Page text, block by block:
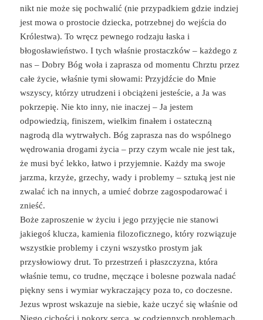
nikt nie może się pochwalić (nie przypadkiem gdzie indziej
jest mowa o prostocie dziecka, potrzebnej do wejścia do
Królestwa). To wręcz pewnego rodzaju łaska i
błogosławieństwo. I tych właśnie prostaczków – każdego z
nas – Dobry Bóg woła i zaprasza od momentu Chrztu przez
całe życie, właśnie tymi słowami: Przyjdźcie do Mnie
wszyscy, którzy utrudzeni i obciążeni jesteście, a Ja was
pokrzepię. Nie kto inny, nie inaczej – Ja jestem
odpowiedzią, finiszem, wielkim finałem i ostateczną
nagrodą dla wytrwałych. Bóg zaprasza nas do wspólnego
wędrowania drogami życia – przy czym wcale nie jest tak,
że musi być lekko, łatwo i przyjemnie. Każdy ma swoje
jarzma, krzyże, grzechy, wady i problemy – sztuką jest nie
zwalać ich na innych, a umieć dobrze zagospodarować i
znieść.
Boże zaproszenie w życiu i jego przyjęcie nie stanowi
jakiegoś klucza, kamienia filozoficznego, który rozwiązuje
wszystkie problemy i czyni wszystko prostym jak
przysłowiowy drut. To przestrzeń i płaszczyzna, która
właśnie temu, co trudne, męczące i bolesne pozwala nadać
piękny sens i wymiar wykraczający poza to, co doczesne.
Jezus wprost wskazuje na siebie, każe uczyć się właśnie od